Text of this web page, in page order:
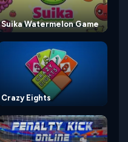
Suika Watermelon Game
Crazy Eights